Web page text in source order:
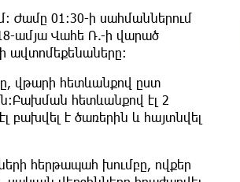
Ժամը 01:30-ի սահմաններում
ամյա Վահե Ռ.-ի վարած
ավտոմեքենաները։
վթարի հետևանքով ըստ
հետևանքով էլ 2
բախվել է ծառերին և հայտնվել
հերթապահ խումբը, ովքեր